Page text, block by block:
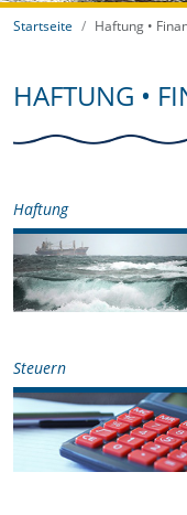
Startseite Haftung •
HAFTUNG •
Haftung
Steuern